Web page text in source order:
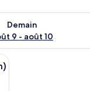
Demain
9 - août 10
pour
Bed Mixed Dorm) |